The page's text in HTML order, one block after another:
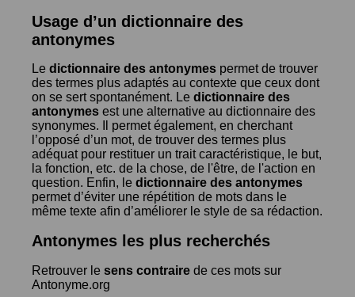
Usage d’un dictionnaire des
antonymes
Le dictionnaire des antonymes permet de trouver
des termes plus adaptés au contexte que ceux dont
on se sert spontanément. Le dictionnaire des
antonymes est une alternative au dictionnaire des
synonymes. Il permet également, en cherchant
l’opposé d’un mot, de trouver des termes plus
adéquat pour restituer un trait caractéristique, le but,
la fonction, etc. de la chose, de l'être, de l'action en
question. Enfin, le dictionnaire des antonymes
permet d’éviter une répétition de mots dans le
même texte afin d’améliorer le style de sa rédaction.
Antonymes les plus recherchés
Retrouver le sens contraire de ces mots sur
Antonyme.org